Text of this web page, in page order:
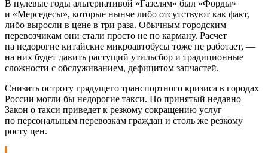
В нулевые годы альтернативой «Газелям» был «Форды»
и «Мерседесы», которые нынче либо отсутствуют как факт,
либо выросли в цене в три раза. Обычным городским
перевозчикам они стали просто не по карману. Расчет
на недорогие китайские микроавтобусы тоже не работает, —
на них будет давить растущий утильсбор и традиционные
сложности с обслуживанием, дефицитом запчастей.
Снизить остроту грядущего транспортного кризиса в городах
России могли бы недорогие такси. Но принятый недавно
Закон о такси приведет к резкому сокращению услуг
по персональным перевозкам граждан и столь же резкому
росту цен.